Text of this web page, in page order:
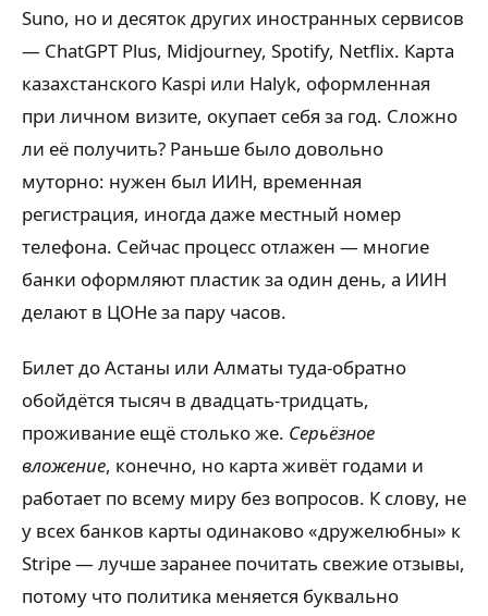
Suno, но и десяток других иностранных сервисов
— ChatGPT Plus, Midjourney, Spotify, Netflix. Карта
казахстанского Kaspi или Halyk, оформленная
при личном визите, окупает себя за год. Сложно
ли её получить? Раньше было довольно
муторно: нужен был ИИН, временная
регистрация, иногда даже местный номер
телефона. Сейчас процесс отлажен — многие
банки оформляют пластик за один день, а ИИН
делают в ЦОНе за пару часов.
Билет до Астаны или Алматы туда-обратно
обойдётся тысяч в двадцать-тридцать,
проживание ещё столько же. Серьёзное
вложение, конечно, но карта живёт годами и
работает по всему миру без вопросов. К слову, не
у всех банков карты одинаково «дружелюбны» к
Stripe — лучше заранее почитать свежие отзывы,
потому что политика меняется буквально